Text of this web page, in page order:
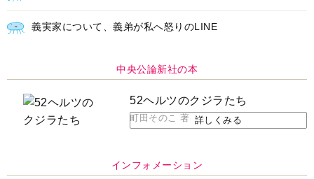
義実家について、義弟が私へ怒りのLINE
中央公論新社の本
52ヘルツのクジラたち
町田そのこ 著 詳しくみる
インフォメーション